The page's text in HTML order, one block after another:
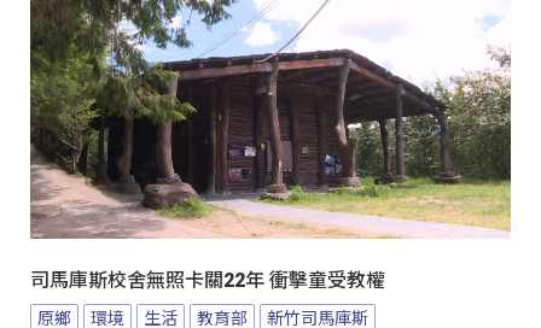
司馬庫斯校舍無照卡關22年 衝擊童受教權
原鄉 環境 生活 教育部 新竹司馬庫斯